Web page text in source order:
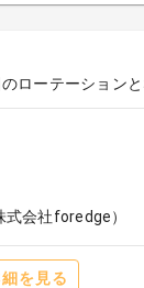
ーテーションと
会社foredge）
を見る